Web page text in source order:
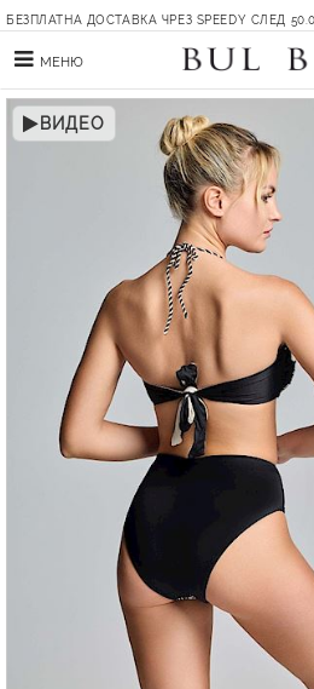
БЕЗПЛАТНА ДОСТАВКА ЧРЕЗ SPEEDY СЛЕД
МЕНЮ
ВИДЕО